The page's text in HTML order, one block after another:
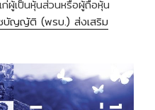
ผู้เป็นหุ้นส่วนหรือผู้ถือหุ้น
บัญญัติ (พรบ.) ส่งเสริม